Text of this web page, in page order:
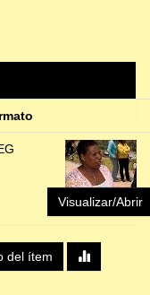
Visualizar/Abrir
del ítem